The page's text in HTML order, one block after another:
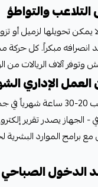
التلاعب والتواطؤ
يمكن تحويلها لزميل أو
وتوفر آلاف الريالات
الإداري
بدلاً من قضاء المحاسب
الجهاز يصدر تقرير
مع برامج الموارد
الدخول الصباحي